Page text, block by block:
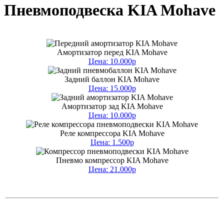
Пневмоподвеска KIA Mohave
Амортизатор перед KIA Mohave
Цена: 10.000р
Задний баллон KIA Mohave
Цена: 15.000р
Амортизатор зад KIA Mohave
Цена: 10.000р
Реле компрессора KIA Mohave
Цена: 1.500р
Пневмо компрессор KIA Mohave
Цена: 21.000р